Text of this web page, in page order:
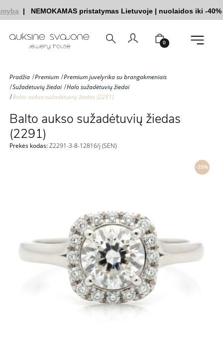
| NEMOKAMAS pristatymas Lietuvoje| nuolaidos iki -40%|
0
Pradžia Premium
Premium juvelyrika su brangakmeniais
Sužadėtuvių žiedai
Halo sužadėtuvių žiedai
Balto aukso sužadėtuvių žiedas (2291)
Balto aukso sužadėtuvių žiedas
(2291)
Prekės kodas:Z2291-3-8-12816/j (SEN)
-35%